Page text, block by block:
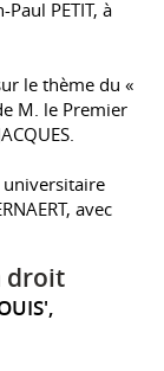
PETIT, à
le thème du «
M. le Premier
universitaire
avec
droit